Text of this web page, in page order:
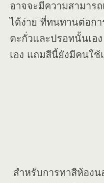
อาจจะมีความสามาร
ได้ง่าย ที่ทนทานต่อก
ตะกั่วและปรอทนั้นเอ
เอง แถมสีนี้ยังมีคนใช้
สำหรับการทาสีห้อง